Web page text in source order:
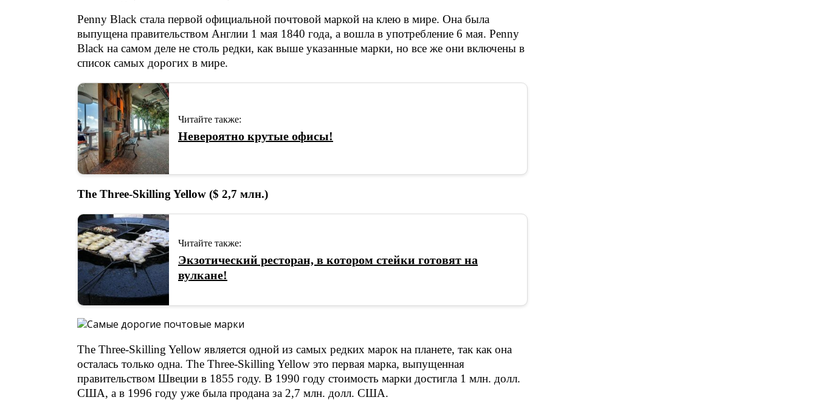
Penny Black стала первой официальной почтовой маркой на клею в мире. Она была
выпущена правительством Англии 1 мая 1840 года, а вошла в употребление 6 мая. Penny
Black на самом деле не столь редки, как выше указанные марки, но все же они включены в
список самых дорогих в мире.
Читайте также:
Невероятно крутые офисы!
The Three-Skilling Yellow ($ 2,7 млн.)
Читайте также:
Экзотический ресторан, в котором стейки готовят на
вулкане!
The Three-Skilling Yellow является одной из самых редких марок на планете, так как она
осталась только одна. The Three-Skilling Yellow это первая марка, выпущенная
правительством Швеции в 1855 году. В 1990 году стоимость марки достигла 1 млн. долл.
США, а в 1996 году уже была продана за 2,7 млн. долл. США.